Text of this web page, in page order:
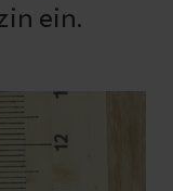
ein.